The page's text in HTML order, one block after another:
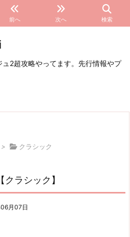
前へ 次へ 検索
2超攻略やってます。先行情報やプ
> クラシック
ラシック】
月07日